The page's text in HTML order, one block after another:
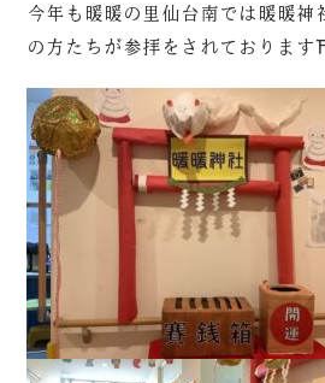
今年も暖暖の里仙台南では暖暖神
の方たちが参拝をされておりま